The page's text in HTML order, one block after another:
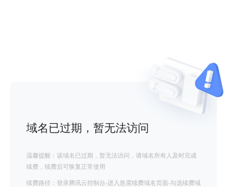
域名已过期，暂无法访问
温馨提醒：该域名已过期，暂无法访问，请域名所有人及时完成
续费，续费后可恢复正常使用
续费路径：登录腾讯云控制台-进入急需续费域名页面-勾选续费域